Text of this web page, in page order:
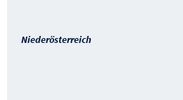
Niederösterreich